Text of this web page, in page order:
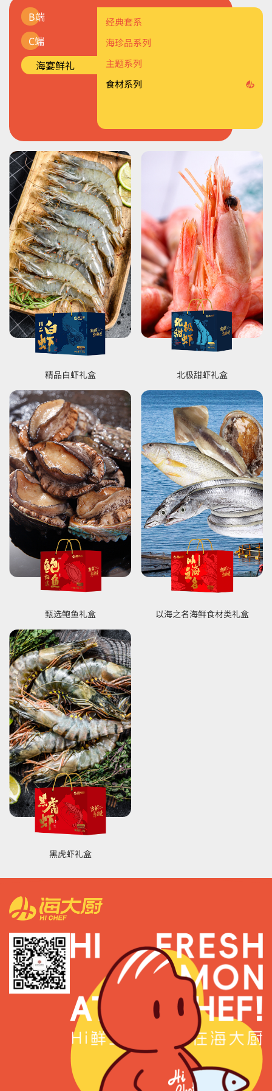
B端
油炸裹粉类
海鲜调理类
海鲜面点类
海鲜馅料类
C端
生鲜食材
三文鱼
海鲜面点类
海鲜水饺
轻烹类
调理类
轻食类
烟熏类
海宴鲜礼
经典套系
海珍品系列
主题系列
食材系列
精品白虾礼盒 北极甜虾礼盒
甄选鲍鱼礼盒 以海之名海鲜食材类礼盒
黑虎虾礼盒